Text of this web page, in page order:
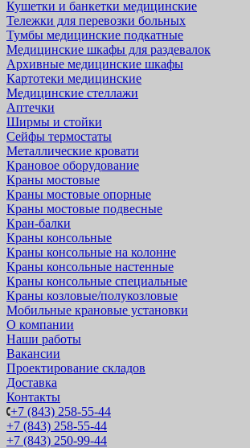
Кушетки и банкетки медицинские
Тележки для перевозки больных
Тумбы медицинские подкатные
Медицинские шкафы для раздевалок
Архивные медицинские шкафы
Картотеки медицинские
Медицинские стеллажи
Аптечки
Ширмы и стойки
Сейфы термостаты
Металлические кровати
Крановое оборудование
Краны мостовые
Краны мостовые опорные
Краны мостовые подвесные
Кран-балки
Краны консольные
Краны консольные на колонне
Краны консольные настенные
Краны консольные специальные
Краны козловые/полукозловые
Мобильные крановые установки
О компании
Наши работы
Вакансии
Проектирование складов
Доставка
Контакты
+7 (843) 258-55-44
+7 (843) 258-55-44
+7 (843) 250-99-44